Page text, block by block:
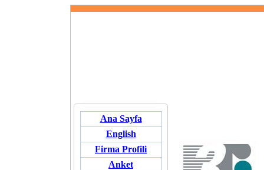
Ana Sayfa
English
Firma Profili
Anket